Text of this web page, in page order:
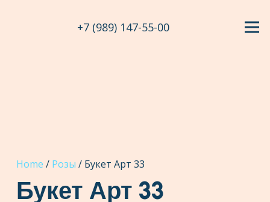
+7 (989) 147-55-00
Home / Розы / Букет Арт 33
Букет Арт 33